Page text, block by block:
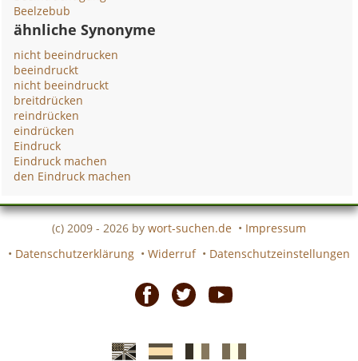
Beelzebub
ähnliche Synonyme
nicht beeindrucken
beeindruckt
nicht beeindruckt
breitdrücken
reindrücken
eindrücken
Eindruck
Eindruck machen
den Eindruck machen
(c) 2009 - 2026 by wort-suchen.de • Impressum
• Datenschutzerklärung • Widerruf • Datenschutzeinstellungen